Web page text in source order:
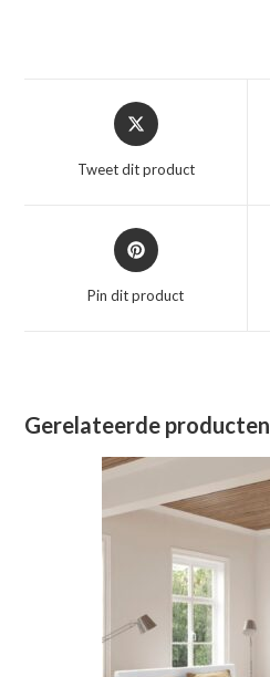
Opent
in
nieuw
Tweet dit product
Opent
in
nieuw
Pin dit product
Gerelateerde producten